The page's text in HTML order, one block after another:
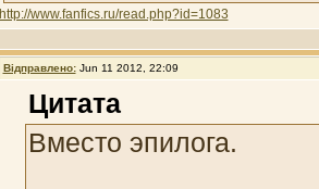
http://www.fanfics.ru/read.php?id=1083
Відправлено: Jun 11 2012, 22:09
Цитата
Вместо эпилога.